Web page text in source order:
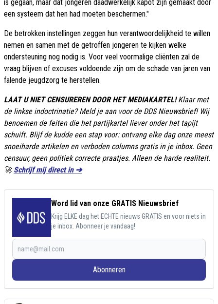
is gegaan, maar dat jongeren daadwerkelijk kapot zijn gemaakt door
een systeem dat hen had moeten beschermen."
De betrokken instellingen zeggen hun verantwoordelijkheid te willen
nemen en samen met de getroffen jongeren te kijken welke
ondersteuning nog nodig is. Voor veel voormalige cliënten zal de
vraag blijven of excuses voldoende zijn om de schade van jaren van
falende jeugdzorg te herstellen.
LAAT U NIET CENSUREREN DOOR HET MEDIAKARTEL! Klaar met
de linkse indoctrinatie? Meld je aan voor de DDS Nieuwsbrief! Wij
benoemen de feiten die het partijkartel liever onder het tapijt
schuift. Blijf de kudde een stap voor: ontvang elke dag onze meest
snoeiharde artikelen en verboden columns gratis in je inbox. Geen
censuur, geen politiek correcte praatjes. Alleen de harde realiteit.
🚀 Schrijf mij direct in ➔
Word lid van onze GRATIS Nieuwsbrief
Krijg ELKE dag het ECHTE nieuws GRATIS en voor niets in
je inbox. Abonneer je vandaag!
Abonneren